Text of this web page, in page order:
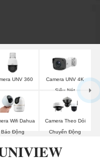
UNV 360
Camera UNV 4K
Siêu Nét
Wifi Dahua
Báo Động
Camera Theo Dỏi
Chuyển Động